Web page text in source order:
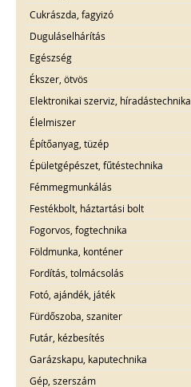
Cukrászda, fagyizó
Duguláselhárítás
Egészség
Ékszer, ötvös
Elektronikai szerviz, híradástechnika
Élelmiszer
Építőanyag, tüzép
Épületgépészet, fűtéstechnika
Fémmegmunkálás
Festékbolt, háztartási bolt
Fogorvos, fogtechnika
Földmunka, konténer
Fordítás, tolmácsolás
Fotó, ajándék, játék
Fürdőszoba, szaniter
Futár, kézbesítés
Garázskapu, kaputechnika
Gép, szerszám